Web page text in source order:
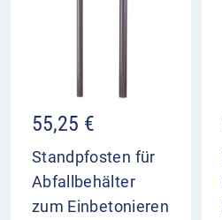
55,25 €
Standpfosten für
Abfallbehälter
zum Einbetonieren